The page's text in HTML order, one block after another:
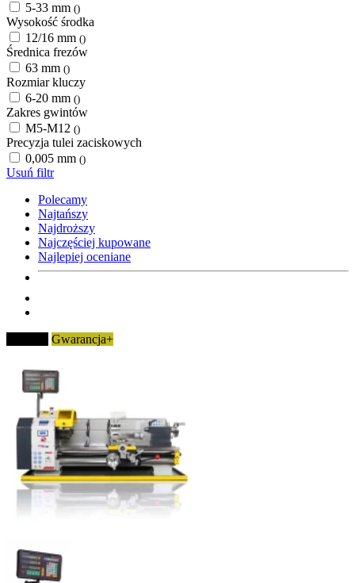
5-33 mm ()
Wysokość środka
12/16 mm ()
Średnica frezów
63 mm ()
Rozmiar kluczy
6-20 mm ()
Zakres gwintów
M5-M12 ()
Precyzja tulei zaciskowych
0,005 mm ()
Usuń filtr
Polecamy
Najtańszy
Najdroższy
Najczęściej kupowane
Najlepiej oceniane
Gwarancja+